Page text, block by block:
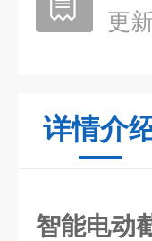
更
详情介
智能电动